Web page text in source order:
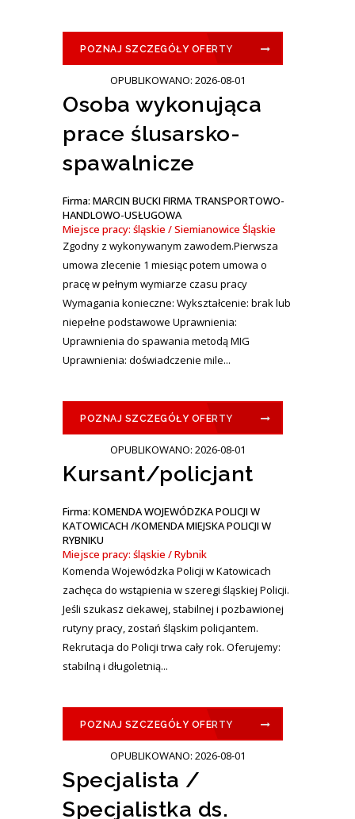
POZNAJ SZCZEGÓŁY OFERTY
OPUBLIKOWANO: 2026-08-01
Osoba wykonująca
prace ślusarsko-
spawalnicze
Firma: MARCIN BUCKI FIRMA TRANSPORTOWO-
HANDLOWO-USŁUGOWA
Miejsce pracy: śląskie / Siemianowice Śląskie
Zgodny z wykonywanym zawodem.Pierwsza
umowa zlecenie 1 miesiąc potem umowa o
pracę w pełnym wymiarze czasu pracy
Wymagania konieczne: Wykształcenie: brak lub
niepełne podstawowe Uprawnienia:
Uprawnienia do spawania metodą MIG
Uprawnienia: doświadczenie mile...
POZNAJ SZCZEGÓŁY OFERTY
OPUBLIKOWANO: 2026-08-01
Kursant/policjant
Firma: KOMENDA WOJEWÓDZKA POLICJI W
KATOWICACH /KOMENDA MIEJSKA POLICJI W
RYBNIKU
Miejsce pracy: śląskie / Rybnik
Komenda Wojewódzka Policji w Katowicach
zachęca do wstąpienia w szeregi śląskiej Policji.
Jeśli szukasz ciekawej, stabilnej i pozbawionej
rutyny pracy, zostań śląskim policjantem.
Rekrutacja do Policji trwa cały rok. Oferujemy:
stabilną i długoletnią...
POZNAJ SZCZEGÓŁY OFERTY
OPUBLIKOWANO: 2026-08-01
Specjalista /
Specjalistka ds.